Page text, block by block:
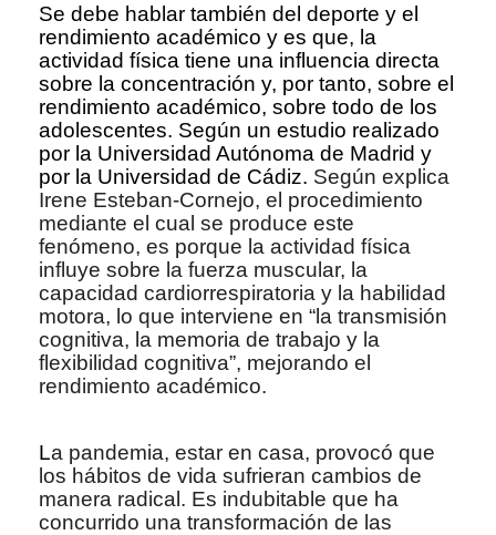
Se debe hablar también del deporte y el
rendimiento académico y es que, la
actividad física tiene una influencia directa
sobre la concentración y, por tanto, sobre el
rendimiento académico, sobre todo de los
adolescentes. Según un estudio realizado
por la Universidad Autónoma de Madrid y
por la Universidad de Cádiz. Según explica
Irene Esteban-Cornejo, el procedimiento
mediante el cual se produce este
fenómeno, es porque la actividad física
influye sobre la fuerza muscular, la
capacidad cardiorrespiratoria y la habilidad
motora, lo que interviene en “la transmisión
cognitiva, la memoria de trabajo y la
flexibilidad cognitiva”, mejorando el
rendimiento académico.
La pandemia, estar en casa, provocó que
los hábitos de vida sufrieran cambios de
manera radical. Es indubitable que ha
concurrido una transformación de las